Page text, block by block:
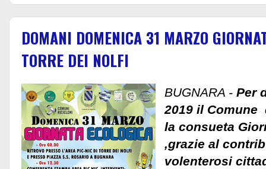
DOMANI DOMENICA 31 MARZO
TORRE DEI NOLFI
BUGNARA - Per
2019 il Comune
la consueta
,grazie al
volenterosi